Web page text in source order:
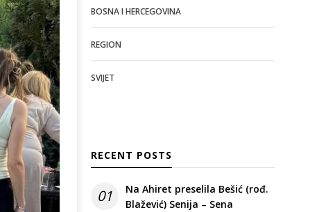
BOSNA I HERCEGOVINA
REGION
SVIJET
RECENT POSTS
01
Na Ahiret preselila Bešić (rođ.
Blažević) Senija – Sena